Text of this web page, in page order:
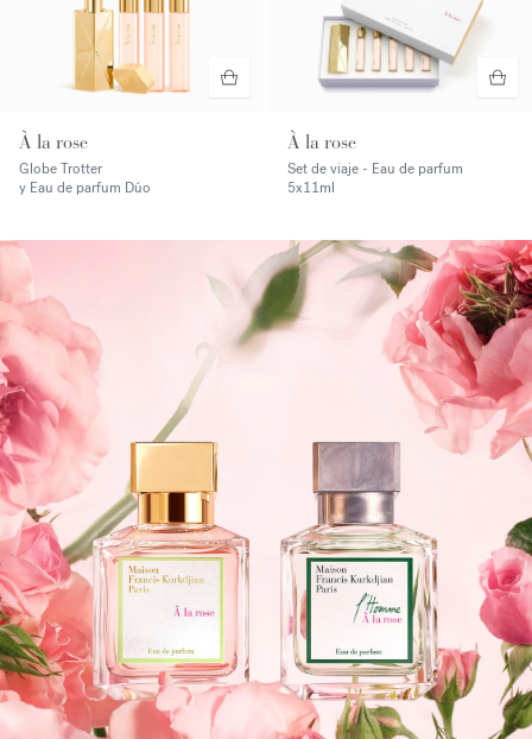
À la rose
Globe Trotter
y Eau de parfum Dúo
À la rose
Set de viaje - Eau de parfum
5x11ml